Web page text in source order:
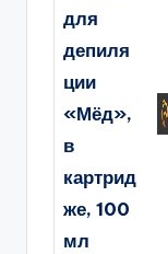
для
депиля
ции
«Мёд»,
в
картрид
же, 100
мл